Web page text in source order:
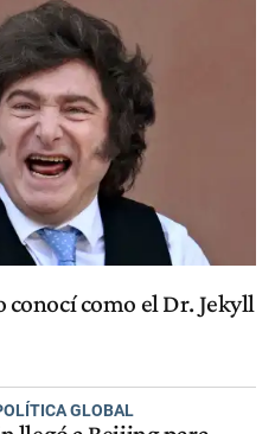
conocí como el Dr. Jekyll
GLOBAL